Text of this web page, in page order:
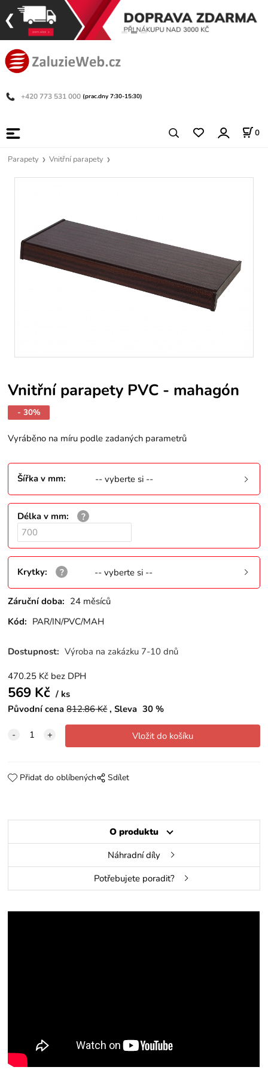
+420 773 531 000 (prac.dny 7:30-15:30)
0
Parapety Vnitřní parapety
Vnitřní parapety PVC - mahagón
- 30%
Vyráběno na míru podle zadaných parametrů
Šířka v mm: -- vyberte si --
Délka v mm:
Krytky: -- vyberte si --
Záruční doba: 24 měsíců
Kód: PAR/IN/PVC/MAH
Dostupnost: Výroba na zakázku 7-10 dnů
470.25 Kč bez DPH
569 Kč
ks
Původní cena 812.86Kč Sleva 30 %
Přidat do oblíbených Sdílet
O produktu
Náhradní díly
Potřebujete poradit?